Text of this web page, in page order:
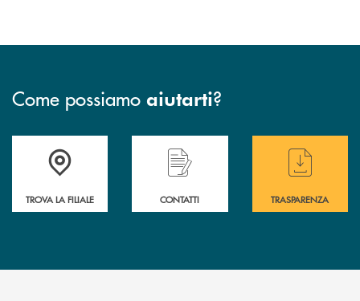
Come possiamo aiutarti?
Accedi all' elenco completo delle filiali di BCC Barlassina.
TROVA LA FILIALE
Hai bisogno di assistenza immediata ?
CONTATTI
Hai bisogno di
TRASPARENZA